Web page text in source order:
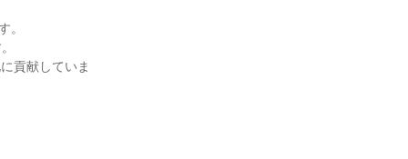
。
貢献していま